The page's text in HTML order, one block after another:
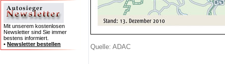
Mit unserem kostenlosen
Newsletter sind Sie immer
bestens informiert.
• Newsletter bestellen Quelle: ADAC